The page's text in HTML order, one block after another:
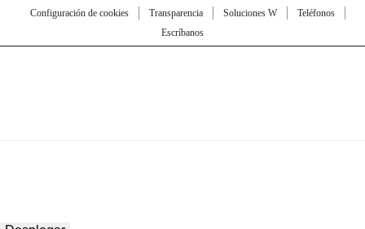
Configuración de cookies
Transparencia Soluciones W
Teléfonos
Escríbanos